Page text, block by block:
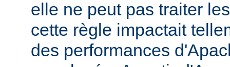
elle ne peut pas traiter
cette règle impactait
des performances